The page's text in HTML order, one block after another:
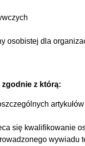
osobistej dla
zgodnie z którą:
się kwalifikowanie
wywiadu